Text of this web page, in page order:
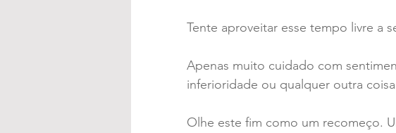
Tente aproveitar esse tempo livre a
Apenas muito cuidado com
inferioridade ou qualquer outra
Olhe este fim como um recomeço.